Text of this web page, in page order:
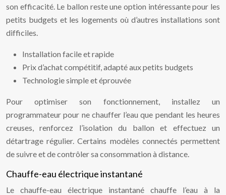
son efficacité. Le ballon reste une option intéressante pour les
petits budgets et les logements où d’autres installations sont
difficiles.
Installation facile et rapide
Prix d’achat compétitif, adapté aux petits budgets
Technologie simple et éprouvée
Pour optimiser son fonctionnement, installez un
programmateur pour ne chauffer l’eau que pendant les heures
creuses, renforcez l’isolation du ballon et effectuez un
détartrage régulier. Certains modèles connectés permettent
de suivre et de contrôler sa consommation à distance.
Chauffe-eau électrique instantané
Le chauffe-eau électrique instantané chauffe l’eau à la